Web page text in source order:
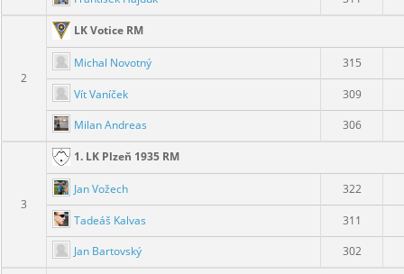
2
LK Votice RM
Michal Novotný 315
Vít Vaníček
309
Milan Andreas
306
3
1. LK Plzeň 1935 RM
Jan Vožech 322
Tadeáš Kalvas
311
Jan Bartovský
302